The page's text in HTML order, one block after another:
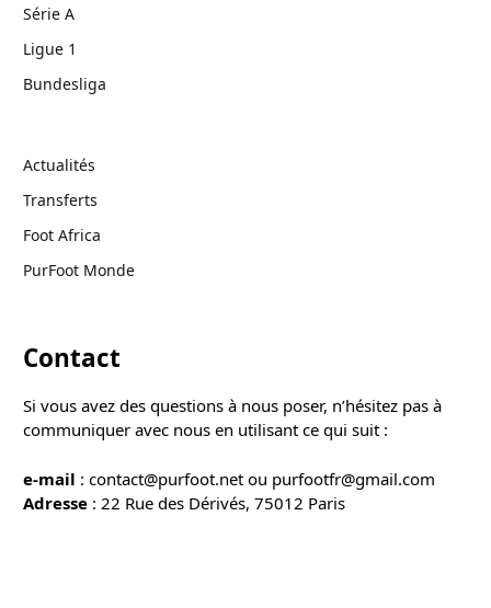
Série A
Ligue 1
Bundesliga
Actualités
Transferts
Foot Africa
PurFoot Monde
Contact
Si vous avez des questions à nous poser, n’hésitez pas à
communiquer avec nous en utilisant ce qui suit :
e-mail : contact@purfoot.net ou purfootfr@gmail.com
Adresse : 22 Rue des Dérivés, 75012 Paris